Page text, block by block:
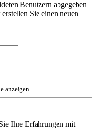
Benutzern abgegeben
Sie einen neuen
anzeigen.
Ihre Erfahrungen mit